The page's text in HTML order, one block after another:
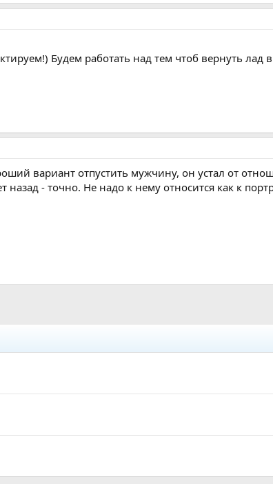
Будем работать над тем чтоб вернуть лад
вариант отпустить мужчину, он устал от
назад - точно. Не надо к нему относится как к